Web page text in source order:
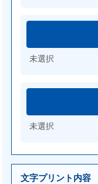
未選択
未選択
文字プリント内容